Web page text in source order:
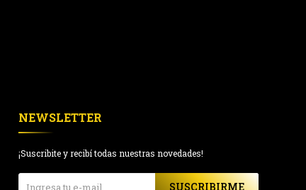
NEWSLETTER
¡Suscribite y recibí todas nuestras novedades!
SUSCRIBIRME